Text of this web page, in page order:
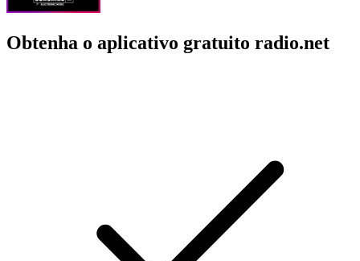
Obtenha o aplicativo gratuito radio.net